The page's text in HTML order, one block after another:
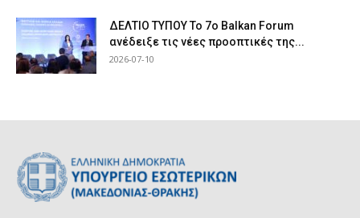
ΔΕΛΤΙΟ ΤΥΠΟΥ Το 7ο Balkan Forum
ανέδειξε τις νέες προοπτικές της...
2026-07-10